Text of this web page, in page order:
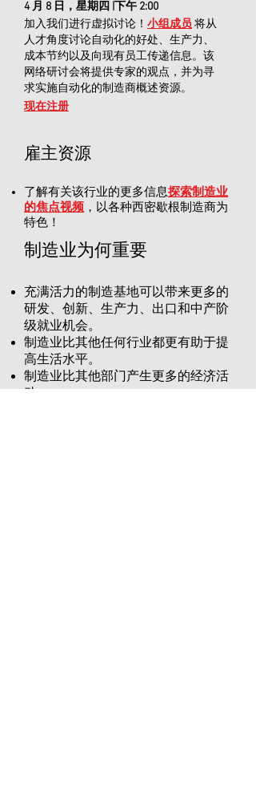
4 月 8 日，星期四 |下午 2:00
加入我们进行虚拟讨论！ 小组成员将从
人才角度讨论自动化的好处、生产力、
成本节约以及向现有员工传递信息。该
网络研讨会将提供专家的观点，并为寻
求实施自动化的制造商概述资源。
现在注册
雇主资源
了解有关该行业的更多信息探索制造业
的焦点视频 ，以各种西密歇根制造商为
特色！
制造业为何重要
充满活力的制造基地可以带来更多的
研发、创新、生产力、出口和中产阶
级就业机会。
制造业比其他任何行业都更有助于提
高生活水平。
制造业比其他部门产生更多的经济活
动。